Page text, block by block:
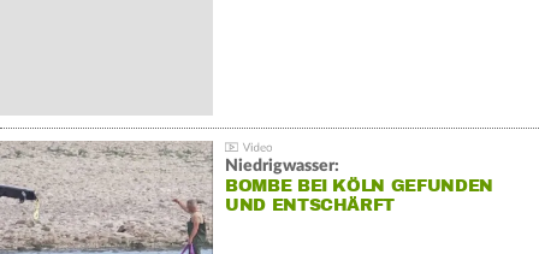
Niedrigwasser:
BOMBE BEI KÖLN GEFUNDEN
UND ENTSCHÄRFT